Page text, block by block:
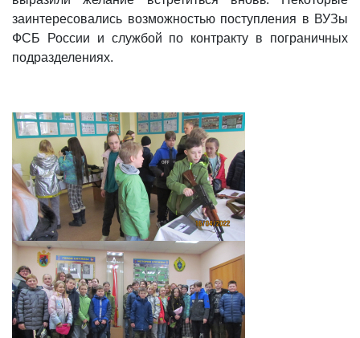
заинтересовались возможностью поступления в ВУЗы
ФСБ России и службой по контракту в пограничных
подразделениях.